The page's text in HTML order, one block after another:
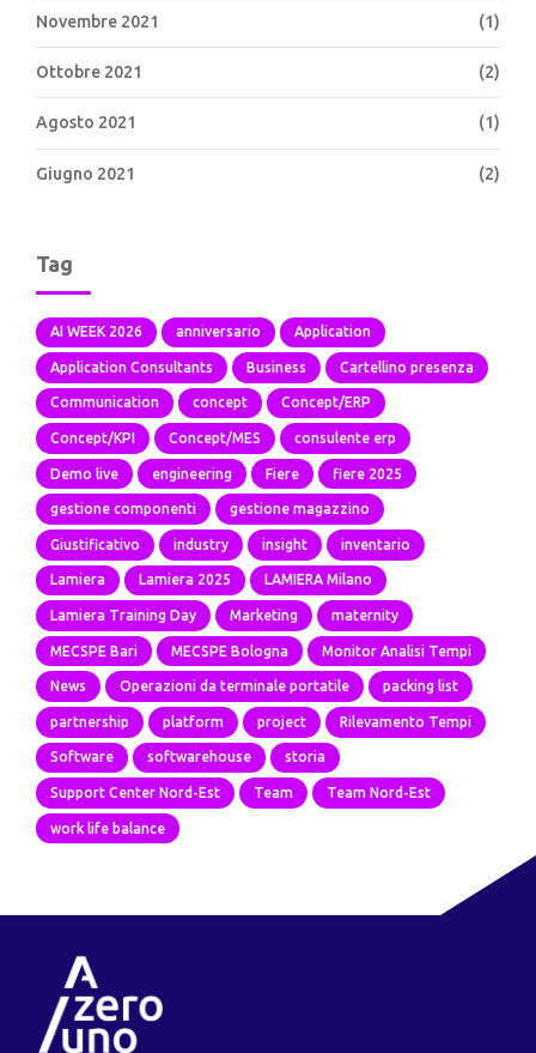
Novembre 2021 (1)
Ottobre 2021 (2)
Agosto 2021 (1)
Giugno 2021 (2)
Tag
AI WEEK 2026 anniversario Application
Application Consultants Business Cartellino presenza
Communication concept Concept/ERP
Concept/KPI Concept/MES consulente erp
Demo live engineering Fiere fiere 2025
gestione componenti gestione magazzino
Giustificativo industry insight inventario
Lamiera Lamiera 2025 LAMIERA Milano
Lamiera Training Day Marketing maternity
MECSPE Bari MECSPE Bologna Monitor Analisi Tempi
News Operazioni da terminale portatile packing list
partnership platform project Rilevamento Tempi
Software softwarehouse storia
Support Center Nord-Est Team Team Nord-Est
work life balance